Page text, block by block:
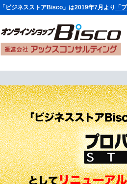
「ビジネスストアBisco」は2019年7月より 「